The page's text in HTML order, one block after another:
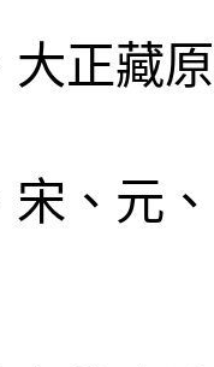
大正藏
宋、元